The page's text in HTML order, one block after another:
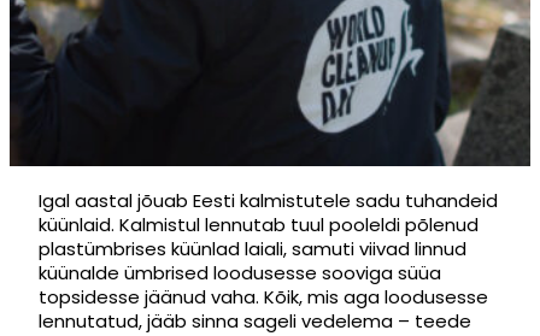
Igal aastal jõuab Eesti kalmistutele sadu tuhandeid
küünlaid. Kalmistul lennutab tuul pooleldi põlenud
plastümbrises küünlad laiali, samuti viivad linnud
küünalde ümbrised loodusesse sooviga süüa
topsidesse jäänud vaha. Kõik, mis aga loodusesse
lennutatud, jääb sinna sageli vedelema – teede